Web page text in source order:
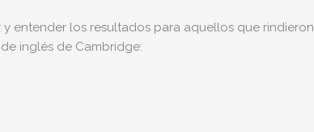
entender los resultados para aquellos que rindieron
inglés de Cambridge: